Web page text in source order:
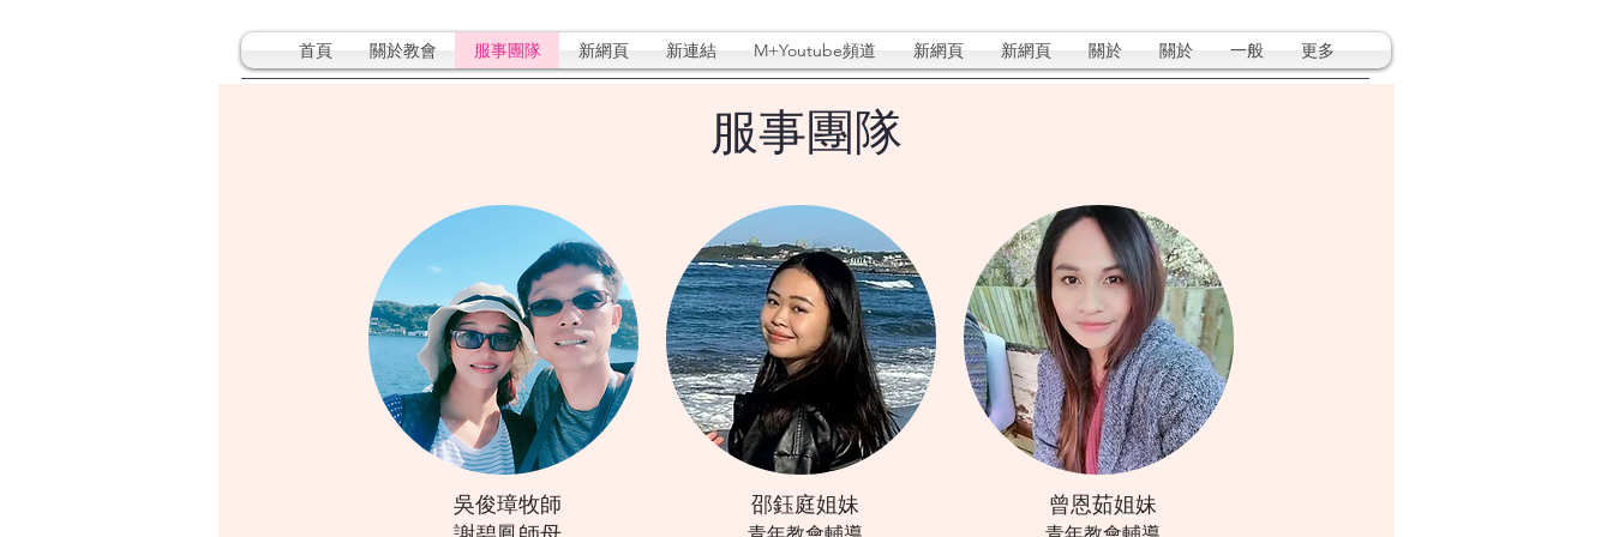
首頁 關於教會 服事團隊 新網頁 新連結 M+Youtube頻道 新網頁 新網頁 關於 關於 一般 更多
​服事團隊
吳俊璋牧師
邵鈺庭姐妹 曾恩茹姐妹